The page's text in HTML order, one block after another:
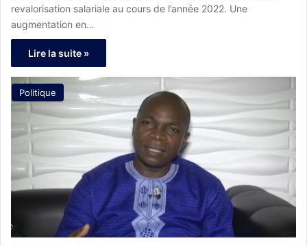
revalorisation salariale au cours de l’année 2022. Une
augmentation en…
Lire la suite »
Politique